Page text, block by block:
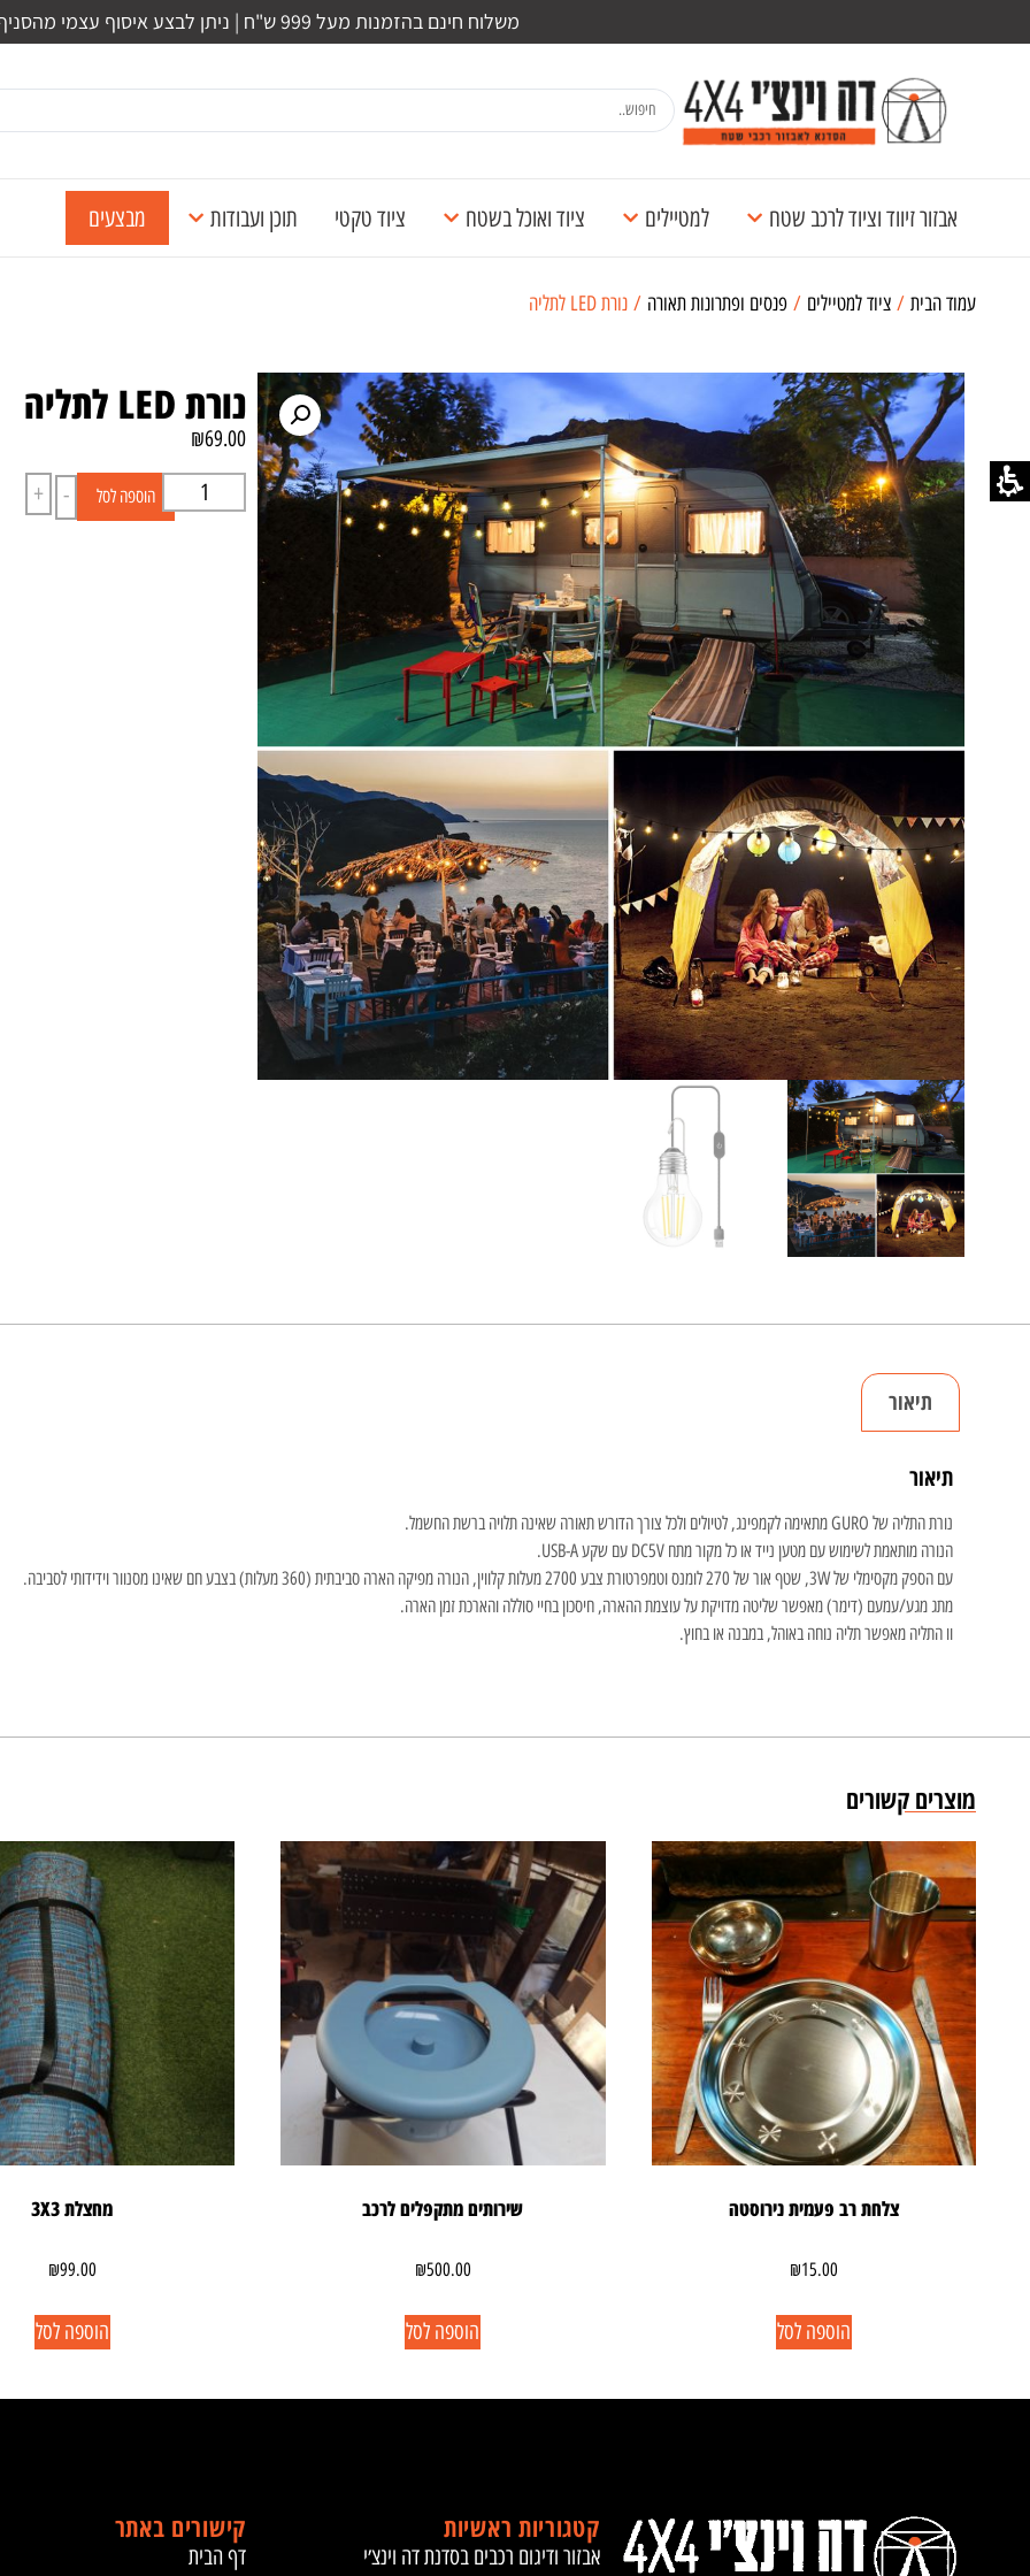
משלוח חינם בהזמנות מעל 999 ש"ח | ניתן לבצע איסוף עצמי מהסניף
אבזור זיווד וציוד לרכב שטח למטיילים ציוד ואוכל בשטח ציוד טקטי תוכן ועבודות מבצעים
עמוד הבית / ציוד למטיילים / פנסים ופתרונות תאורה / נורת LED לתליה
נורת LED לתליה
₪69.00
-
+ הוספה לסל
תיאור
תיאור
נורת התליה של GURO מתאימה לקמפינג, לטיולים ולכל צורך הדורש תאורה שאינה תלויה ברשת החשמל.
הנורה מותאמת לשימוש עם מטען נייד או כל מקור מתח DC5V עם שקע USB-A.
עם הספק מקסימלי של 3W, שטף אור של 270 לומנס וטמפרטורת צבע 2700 מעלות קלווין, הנורה מפיקה הארה סביבתית (360 מעלות) בצבע חם שאינו מסנוור וידידותי לסביבה.
מתג מגע/עמעם (דימר) מאפשר שליטה מדויקת על עוצמת ההארה, חיסכון בחיי סוללה והארכת זמן הארה.
וו התליה מאפשר תליה נוחה באוהל, במבנה או בחוץ.
מוצרים קשורים
צלחת רב פעמית נירוסטה
₪15.00
הוספה לסל
שירותים מתקפלים לרכב
₪500.00
הוספה לסל
מחצלת 3X3
₪99.00
הוספה לסל
קטגוריות ראשיות
אבזור ודיגום רכבים בסדנת דה וינצ׳י
קישורים באתר
דף הבית